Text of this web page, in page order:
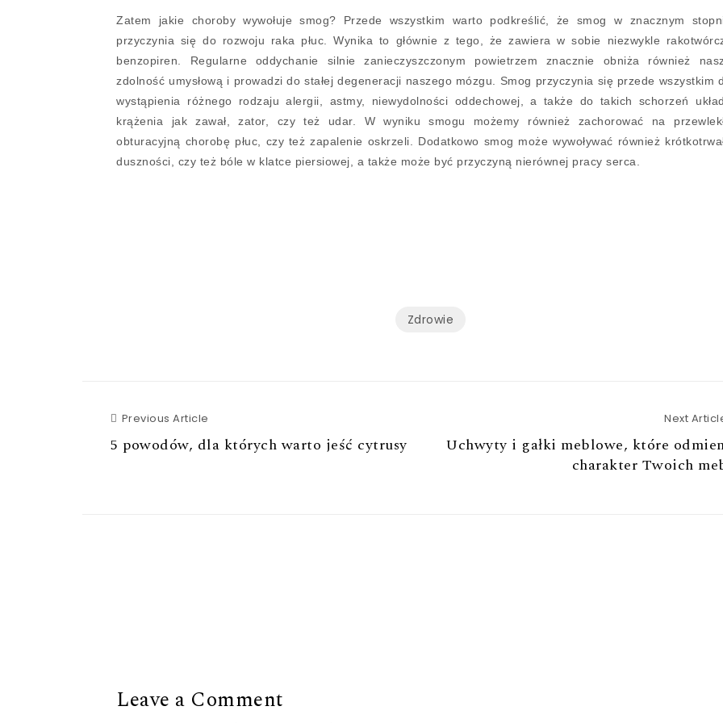
Zatem jakie choroby wywołuje smog? Przede wszystkim warto podkreślić, że smog w znacznym
przyczynia się do rozwoju raka płuc. Wynika to głównie z tego, że zawiera w sobie niezwykle
benzopiren. Regularne oddychanie silnie zanieczyszczonym powietrzem znacznie obniża również
zdolność umysłową i prowadzi do stałej degeneracji naszego mózgu. Smog przyczynia się przede wszystkim
wystąpienia różnego rodzaju alergii, astmy, niewydolności oddechowej, a także do takich schorzeń
krążenia jak zawał, zator, czy też udar. W wyniku smogu możemy również zachorować na
obturacyjną chorobę płuc, czy też zapalenie oskrzeli. Dodatkowo smog może wywoływać również
duszności, czy też bóle w klatce piersiowej, a także może być przyczyną nierównej pracy serca.
Zdrowie
Previous Article
5 powodów, dla których warto jeść cytrusy
Next
Uchwyty i gałki meblowe, które
charakter Twoich
Leave a Comment